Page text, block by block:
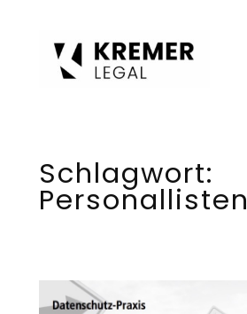
Schlagwort:
Personallisten